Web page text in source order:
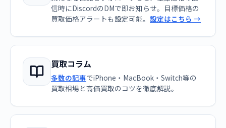
信時にDiscordのDMで即お知らせ。目標価格の
買取価格アラートも設定可能。 設定はこちら →
買取コラム
多数の記事でiPhone・MacBook・Switch等の
買取相場と高価買取のコツを徹底解説。